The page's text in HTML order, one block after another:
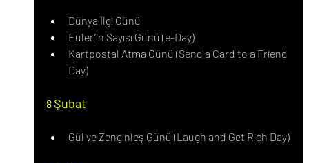
Dünya İlgi Günü
Euler’in Sayısı Günü (e-Day)
Kartpostal Atma Günü (Send a Card to a Friend
Day)
8 Şubat
Gül ve Zenginleş Günü (Laugh and Get Rich Day)